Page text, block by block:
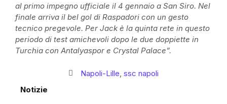
al primo impegno ufficiale il 4 gennaio a San Siro. Nel
finale arriva il bel gol di Raspadori con un gesto
tecnico pregevole. Per Jack è la quinta rete in questo
periodo di test amichevoli dopo le due doppiette in
Turchia con Antalyaspor e Crystal Palace”.
Napoli-Lille ssc napoli
Notizie